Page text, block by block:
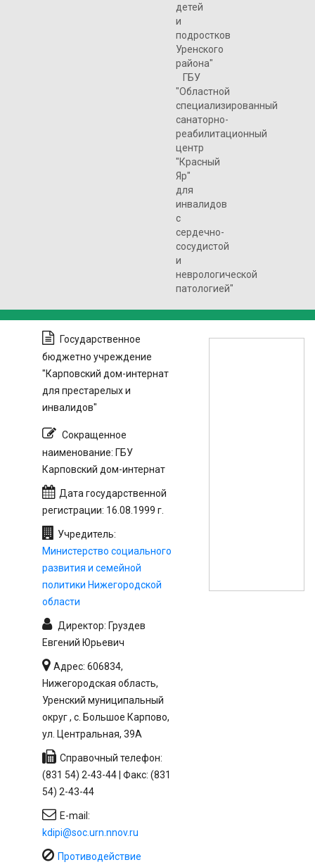
детей
и
подростков
Уренского
района"
ГБУ
"Областной
специализированный
санаторно-
реабилитационный
центр
"Красный
Яр"
для
инвалидов
с
сердечно-
сосудистой
и
неврологической
патологией"
Государственное
бюджетно учреждение
"Карповский дом-интернат
для престарелых и
инвалидов"
Сокращенное
наименование: ГБУ
Карповский дом-интернат
Дата государственной
регистрации: 16.08.1999 г.
Учредитель:
Министерство социального
развития и семейной
политики Нижегородской
области
Директор: Груздев
Евгений Юрьевич
Адрес: 606834,
Нижегородская область,
Уренский муниципальный
округ , с. Большое Карпово,
ул. Центральная, 39А
Справочный телефон:
(831 54) 2-43-44 | Факс: (831
54) 2-43-44
E-mail:
kdipi@soc.urn.nnov.ru
Противодействие